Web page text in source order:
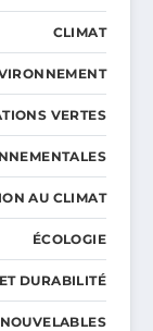
CLIMAT
VERTES
AU CLIMAT
ÉCOLOGIE
DURABILITÉ